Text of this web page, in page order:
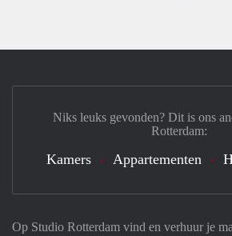
Op Studio Rotterdam vind en verhuur je
Niks leuks gevonden? Dit is ons
Rotterdam:
Kamers Appartementen